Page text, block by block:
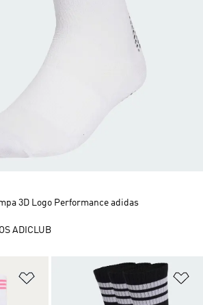
Adicionar à Lista de Desejos
3D Logo Performance adidas
ADICLUB